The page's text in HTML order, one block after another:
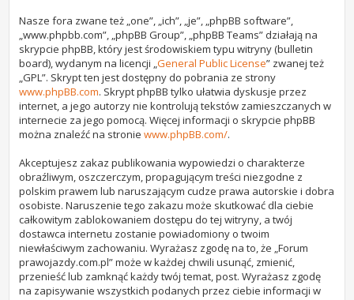
Nasze fora zwane też „one”, „ich”, „je”, „phpBB software”,
„www.phpbb.com”, „phpBB Group”, „phpBB Teams” działają na
skrypcie phpBB, który jest środowiskiem typu witryny (bulletin
board), wydanym na licencji „General Public License” zwanej też
„GPL”. Skrypt ten jest dostępny do pobrania ze strony
www.phpBB.com. Skrypt phpBB tylko ułatwia dyskusje przez
internet, a jego autorzy nie kontrolują tekstów zamieszczanych w
internecie za jego pomocą. Więcej informacji o skrypcie phpBB
można znaleźć na stroniewww.phpBB.com/.
Akceptujesz zakaz publikowania wypowiedzi o charakterze
obraźliwym, oszczerczym, propagującym treści niezgodne z
polskim prawem lub naruszającym cudze prawa autorskie i dobra
osobiste. Naruszenie tego zakazu może skutkować dla ciebie
całkowitym zablokowaniem dostępu do tej witryny, a twój
dostawca internetu zostanie powiadomiony o twoim
niewłaściwym zachowaniu. Wyrażasz zgodę na to, że „Forum
prawojazdy.com.pl” może w każdej chwili usunąć, zmienić,
przenieść lub zamknąć każdy twój temat, post. Wyrażasz zgodę
na zapisywanie wszystkich podanych przez ciebie informacji w